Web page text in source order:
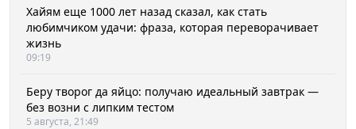
Хайям еще 1000 лет назад сказал, как стать
любимчиком удачи: фраза, которая переворачивает
жизнь
09:19
Беру творог да яйцо: получаю идеальный завтрак —
без возни с липким тестом
5 августа, 21:49